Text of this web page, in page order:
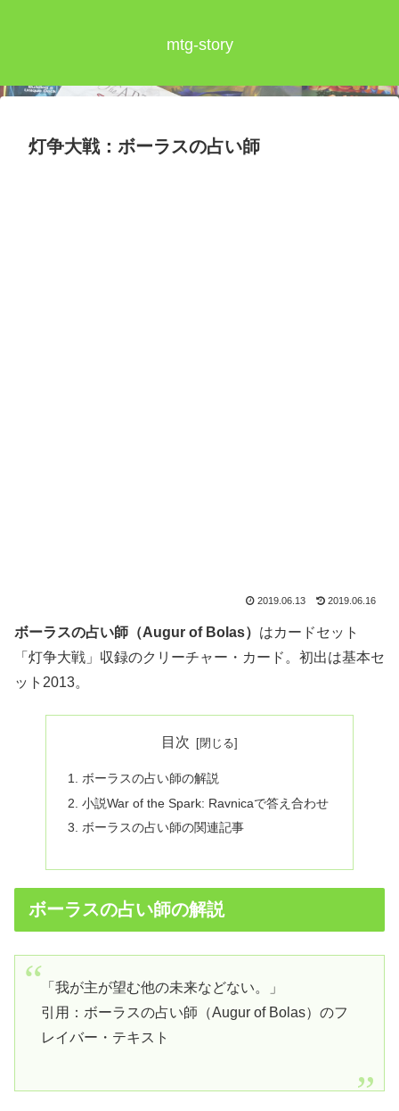
mtg-story
灯争大戦：ボーラスの占い師
2019.06.13 2019.06.16
ボーラスの占い師（Augur of Bolas） はカードセット
「灯争大戦」収録のクリーチャー・カード。初出は基本セ
ット2013。
目次
ボーラスの占い師の解説
小説War of the Spark: Ravnicaで答え合わせ
ボーラスの占い師の関連記事
ボーラスの占い師の解説
「我が主が望む他の未来などない。」
引用：ボーラスの占い師（Augur of Bolas）のフ
レイバー・テキスト